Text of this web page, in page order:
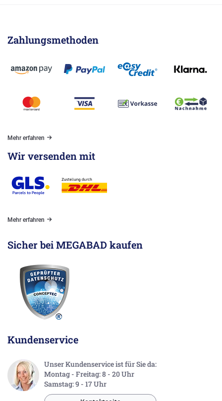
Zahlungsmethoden
Mehr erfahren
Wir versenden mit
Mehr erfahren
Sicher bei MEGABAD kaufen
Kundenservice
Unser Kundenservice ist für Sie da:
Montag - Freitag: 8 - 20 Uhr
Samstag: 9 - 17 Uhr